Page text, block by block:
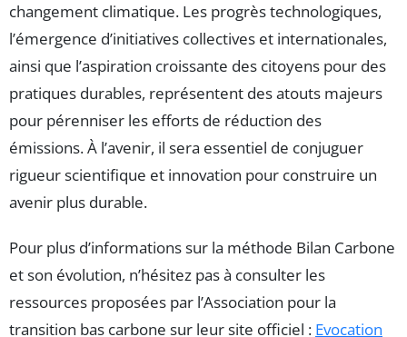
changement climatique. Les progrès technologiques,
l’émergence d’initiatives collectives et internationales,
ainsi que l’aspiration croissante des citoyens pour des
pratiques durables, représentent des atouts majeurs
pour pérenniser les efforts de réduction des
émissions. À l’avenir, il sera essentiel de conjuguer
rigueur scientifique et innovation pour construire un
avenir plus durable.
Pour plus d’informations sur la méthode Bilan Carbone
et son évolution, n’hésitez pas à consulter les
ressources proposées par l’Association pour la
transition bas carbone sur leur site officiel : Evocation